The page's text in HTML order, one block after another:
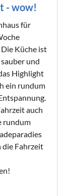
- wow!
für
Küche ist
und
Highlight
ein rundum
auch
rundum
die Fahrzeit